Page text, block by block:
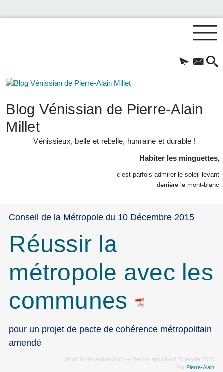
Blog Vénissian de Pierre-Alain
Millet
Vénissieux, belle et rebelle, humaine et durable !
Habiter les minguettes,
c’est parfois admirer le soleil levant
derrière le mont-blanc
Conseil de la Métropole du 10 Décembre 2015
Réussir la
métropole avec les
communes
pour un projet de pacte de cohérence métropolitain
amendé
Jeudi 10 décembre 2015 — Dernier ajout lundi 20 janvier 2025
Par Pierre-Alain